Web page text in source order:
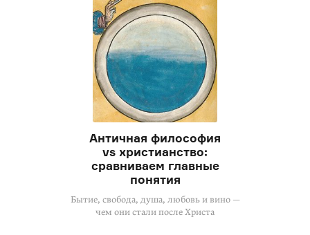
Античная философия
vs христианство:
сравниваем главные
понятия
Бытие, свобода, душа, любовь и вино —
чем они стали после Христа